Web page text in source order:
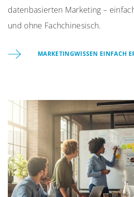
datenbasierten Marketing –
und ohne Fachchinesisch.
MARKETINGWISSEN EINFACH